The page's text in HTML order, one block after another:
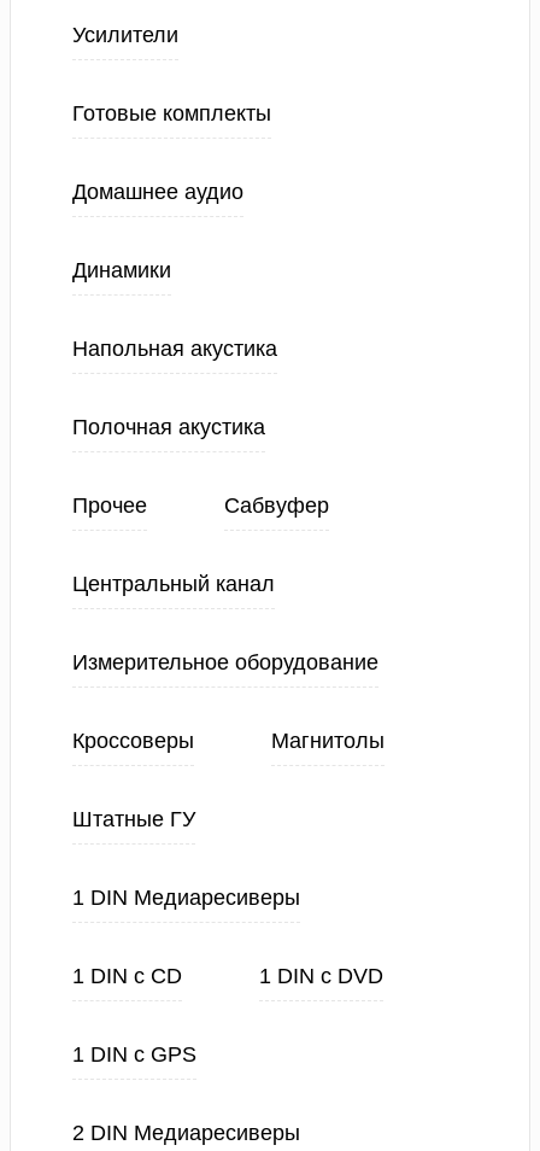
Усилители
Готовые комплекты
Домашнее аудио
Динамики
Напольная акустика
Полочная акустика
Прочее Сабвуфер
Центральный канал
Измерительное оборудование
Кроссоверы Магнитолы
Штатные ГУ
1 DIN Медиаресиверы
1 DIN с CD 1 DIN с DVD
1 DIN с GPS
2 DIN Медиаресиверы